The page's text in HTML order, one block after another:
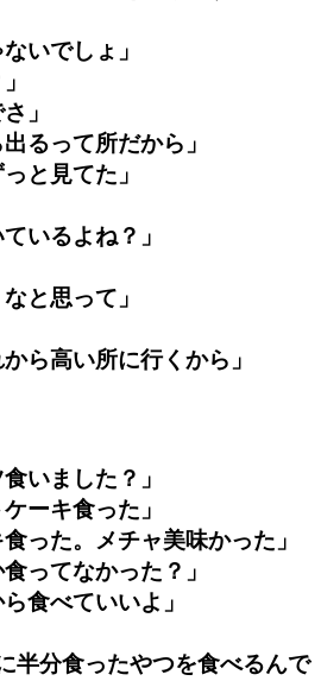
いでしょ」
」
るって所だから」
と見てた」
いるよね？」
と思って」
から高い所に行くから」
いました？」
ーキ食った」
食った。メチャ美味かった」
ってなかった？」
食べていいよ」
半分食ったやつを食べるんで